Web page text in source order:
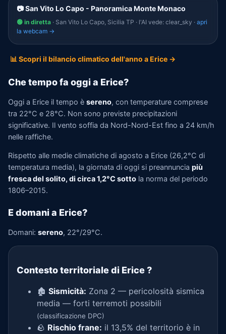
📷 San Vito Lo Capo - Panoramica Monte Monaco
🟢 in diretta · San Vito Lo Capo, Sicilia TP · l'AI vede: clear_sky · apri
la webcam →
📊 Scopri il bilancio climatico dell'anno a Erice →
Che tempo fa oggi a Erice?
Oggi a Erice il tempo è sereno, con temperature comprese
tra 22°C e 28°C. Non sono previste precipitazioni
significative. Il vento soffia da Nord-Nord-Est fino a 24 km/h
nelle raffiche.
Rispetto alle medie climatiche di agosto a Erice (26,2°C di
temperatura media), la giornata di oggi si preannuncia più
fresca del solito, di circa 1,2°C sotto la norma del periodo
1806–2015.
E domani a Erice?
Domani: sereno, 22°/29°C.
Contesto territoriale di Erice?
🏚️ Sismicità: Zona 2 — pericolosità sismica
media — forti terremoti possibili
(classificazione DPC)
🪨 Rischio frane: il 13,5% del territorio è in